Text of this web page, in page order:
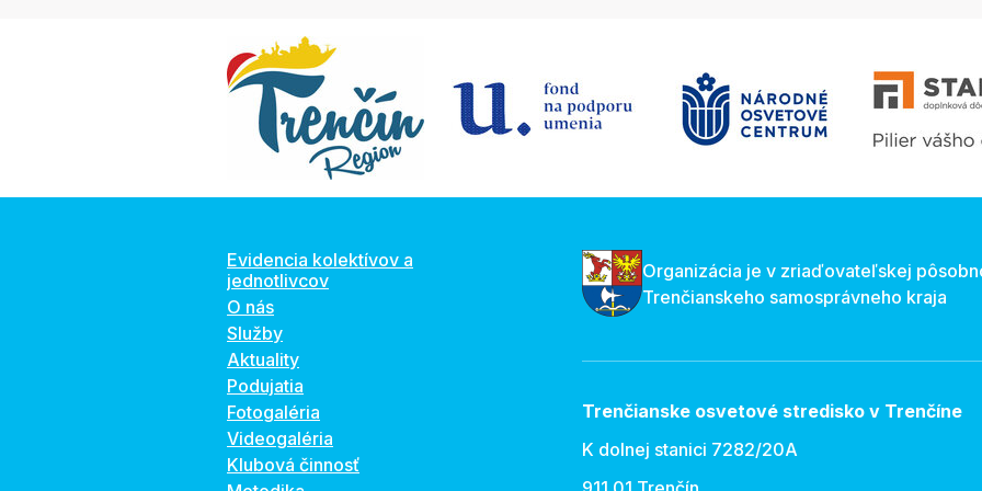
Evidencia kolektívov a
jednotlivcov
O nás
Služby
Aktuality
Podujatia
Fotogaléria
Videogaléria
Klubová činnosť
Organizácia je v zriaďovateľskej
Trenčianskeho samosprávneho kraja
Trenčianske osvetové stredisko v Trenčíne
K dolnej stanici 7282/20A